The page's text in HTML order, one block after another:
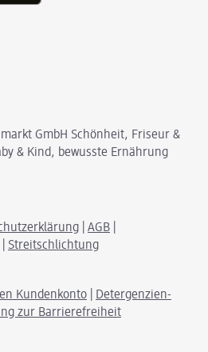
GmbH Schönheit, Friseur &
& Kind, bewusste Ernährung
AGB
Streitschlichtung
Kundenkonto
Detergenzien-
zur Barrierefreiheit